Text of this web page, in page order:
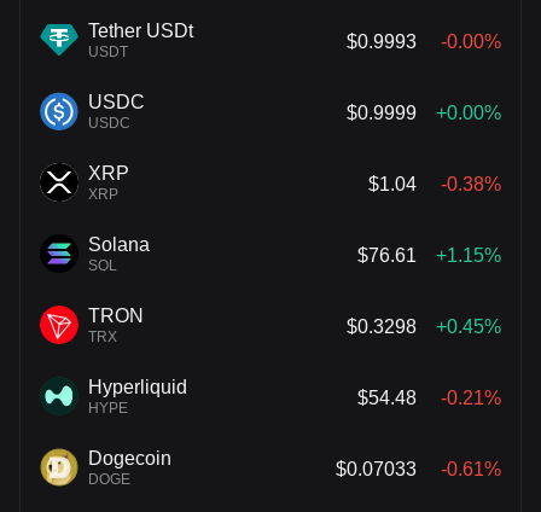
Tether USDt
USDT
$0.9993 -0.00%
USDC
USDC
$0.9999 +0.00%
XRP
XRP
$1.04 -0.38%
Solana
SOL
$76.61 +1.15%
TRON
TRX
$0.3298 +0.45%
Hyperliquid
HYPE
$54.48 -0.21%
Dogecoin
DOGE
$0.07033 -0.61%